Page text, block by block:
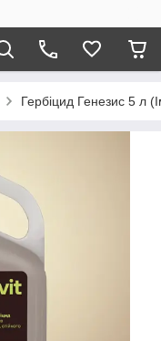
Гербіцид Генезис 5 л